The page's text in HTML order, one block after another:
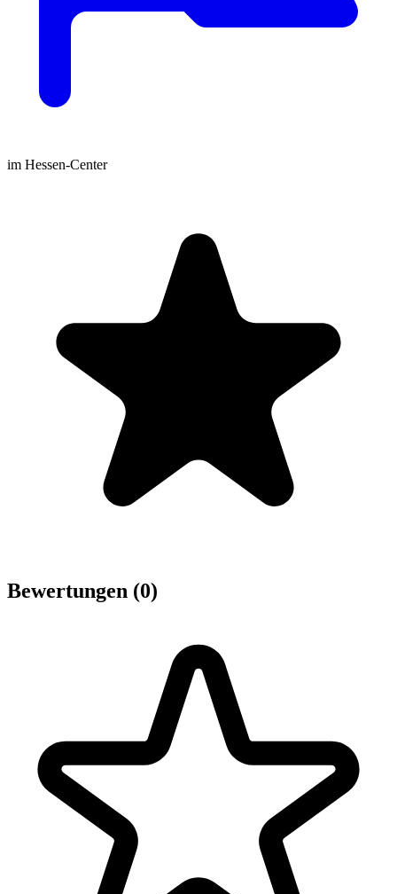
im Hessen-Center
Bewertungen (0)